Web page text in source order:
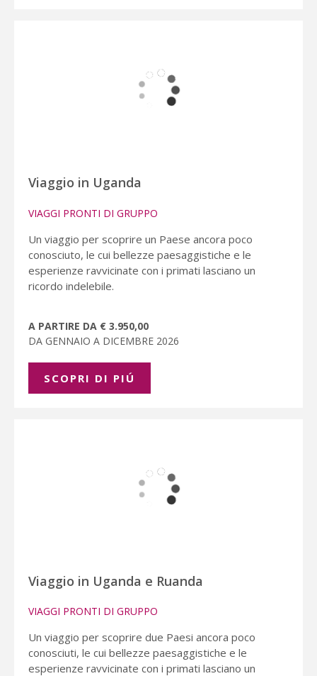
Viaggio in Uganda
VIAGGI PRONTI DI GRUPPO
Un viaggio per scoprire un Paese ancora poco
conosciuto, le cui bellezze paesaggistiche e le
esperienze ravvicinate con i primati lasciano un
ricordo indelebile.
A PARTIRE DA € 3.950,00
DA GENNAIO A DICEMBRE 2026
SCOPRI DI PIÚ
Viaggio in Uganda e Ruanda
VIAGGI PRONTI DI GRUPPO
Un viaggio per scoprire due Paesi ancora poco
conosciuti, le cui bellezze paesaggistiche e le
esperienze ravvicinate con i primati lasciano un